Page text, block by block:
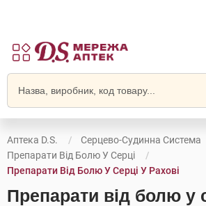
Аптека D.S.
Серцево-Судинна Система
Препарати Від Болю У Серці
Препарати Від Болю У Серці У Рахові
Препарати від болю у